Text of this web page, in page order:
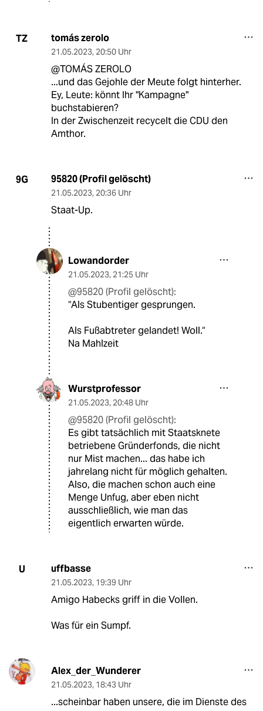
TZ tomás zerolo
21.05.2023, 20:50 Uhr
@TOMÁS ZEROLO
...und das Gejohle der Meute folgt hinterher.
Ey, Leute: könnt Ihr "Kampagne"
buchstabieren?
In der Zwischenzeit recycelt die CDU den
Amthor.
9G 95820 (Profil gelöscht)
21.05.2023, 20:36 Uhr
Staat-Up.
Lowandorder
21.05.2023, 21:25 Uhr
@95820 (Profil gelöscht):
“Als Stubentiger gesprungen.
Als Fußabtreter gelandet! Woll.“
Na Mahlzeit
Wurstprofessor
21.05.2023, 20:48 Uhr
@95820 (Profil gelöscht):
Es gibt tatsächlich mit Staatsknete
betriebene Gründerfonds, die nicht
nur Mist machen... das habe ich
jahrelang nicht für möglich gehalten.
Also, die machen schon auch eine
Menge Unfug, aber eben nicht
ausschließlich, wie man das
eigentlich erwarten würde.
U uffbasse
21.05.2023, 19:39 Uhr
Amigo Habecks griff in die Vollen.
Was für ein Sumpf.
Alex_der_Wunderer
21.05.2023, 18:43 Uhr
...scheinbar haben unsere, die im Dienste des